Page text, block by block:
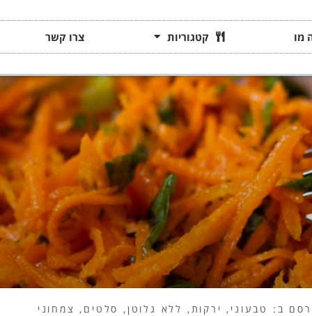
מו קטגוריות צרו קשר
ב: טבעוני , ירקות , ללא גלוטן, סלטים , צמחוני